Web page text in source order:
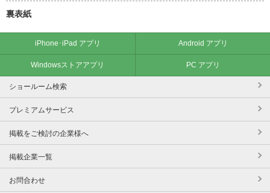
裏表紙
iPhone･iPad アプリ Android アプリ
Windowsストアアプリ PC アプリ
ショールーム検索
プレミアムサービス
掲載をご検討の企業様へ
掲載企業一覧
お問合わせ